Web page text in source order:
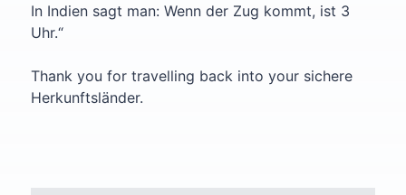
In Indien sagt man: Wenn der Zug kommt, ist 3
Uhr.“
Thank you for travelling back into your sichere
Herkunftsländer.